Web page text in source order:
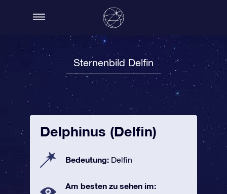
Sternenbild Delfin
Delphinus (Delfin)
Bedeutung: Delfin
Am besten zu sehen im: